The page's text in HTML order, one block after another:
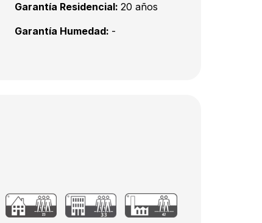
Garantía Residencial: 20 años
Garantía Humedad: -